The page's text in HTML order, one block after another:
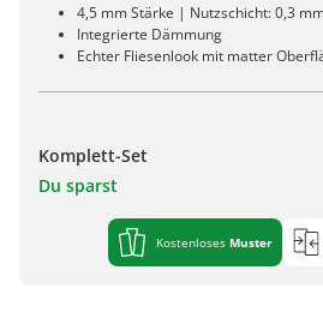
4,5 mm Stärke | Nutzschicht: 0,3
Integrierte Dämmung
Echter Fliesenlook mit matter
Komplett-Set
Du sparst
Kostenloses Muster